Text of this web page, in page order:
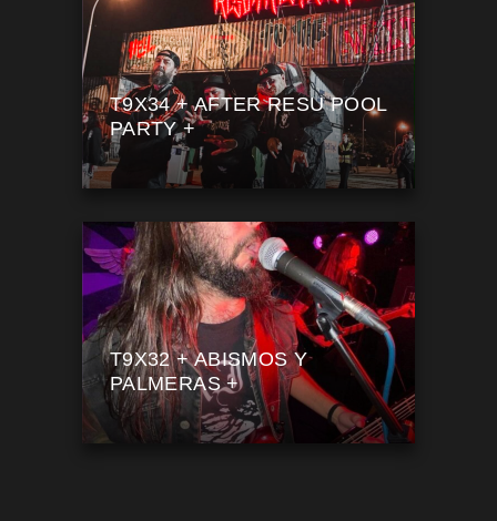
T9X34 + AFTER RESU POOL
PARTY +
T9X32 + ABISMOS Y
PALMERAS +